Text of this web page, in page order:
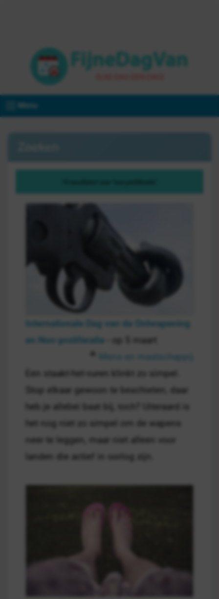
Menu
Internationale Dag van de Ontwapening
en Non-proliferatie - op 5 maart
Mens en maatschappij
Een staakt-het-vuren klinkt zo simpel.
Stop elkaar gewoon te beschieten, daar
heb je allebei baat bij, toch? Uiteraard is
het nog niet zo simpel om de wapens
neer te leggen, maar niet alleen voor
landen die actief in oorlog zijn.